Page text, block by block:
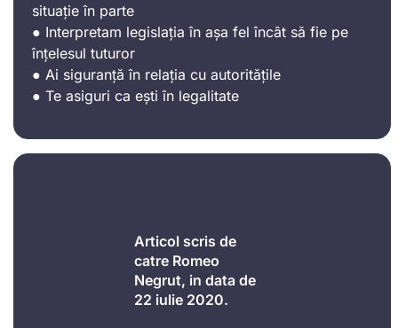
situație în parte
● Interpretam legislația în așa fel încât să fie pe
înțelesul tuturor
● Ai siguranță în relația cu autoritățile
● Te asiguri ca ești în legalitate
Articol scris de
catre Romeo
Negrut, in data de
22 iulie 2020.